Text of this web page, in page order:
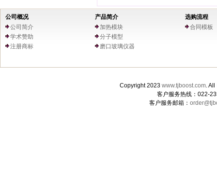
公司概况
公司简介
学术赞助
注册商标
产品简介
加热模块
分子模型
磨口玻璃仪器
选购流程
合同模板
Copyright 2023 www.tjboost.com.
客户服务热线：022-
客户服务邮箱：